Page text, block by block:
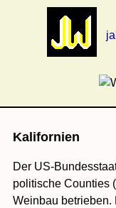
Kalifornien
Der US-
politische Counties
Weinbau